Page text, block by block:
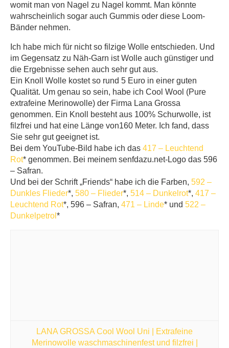
womit man von Nagel zu Nagel kommt. Man könnte
wahrscheinlich sogar auch Gummis oder diese Loom-
Bänder nehmen.
Ich habe mich für nicht so filzige Wolle entschieden. Und
im Gegensatz zu Näh-Garn ist Wolle auch günstiger und
die Ergebnisse sehen auch sehr gut aus.
Ein Knoll Wolle kostet so rund 5 Euro in einer guten
Qualität. Um genau so sein, habe ich Cool Wool (Pure
extrafeine Merinowolle) der Firma Lana Grossa
genommen. Ein Knoll besteht aus 100% Schurwolle, ist
filzfrei und hat eine Länge von160 Meter. Ich fand, dass
Sie sehr gut geeignet ist.
Bei dem YouTube-Bild habe ich das 417 – Leuchtend
Rot* genommen. Bei meinem senfdazu.net-Logo das 596
– Safran.
Und bei der Schrift „Friends“ habe ich die Farben, 592 –
Dunkles Flieder*, 580 – Flieder*, 514 – Dunkelrot*, 417 –
Leuchtend Rot*, 596 – Safran, 471 – Linde* und 522 –
Dunkelpetrol *
LANA GROSSA Cool Wool Uni | Extrafeine
Merinowolle waschmaschinenfest und filzfrei |